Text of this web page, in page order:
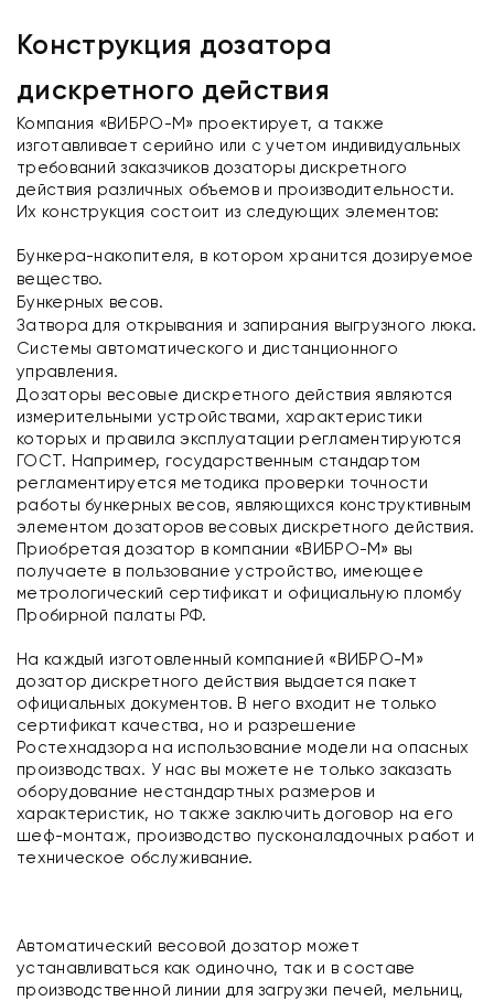
Конструкция дозатора
дискретного действия
Компания «ВИБРО-М» проектирует, а также
изготавливает серийно или с учетом индивидуальных
требований заказчиков дозаторы дискретного
действия различных объемов и производительности.
Их конструкция состоит из следующих элементов:
Бункера-накопителя, в котором хранится дозируемое
вещество.
Бункерных весов.
Затвора для открывания и запирания выгрузного люка.
Системы автоматического и дистанционного
управления.
Дозаторы весовые дискретного действия являются
измерительными устройствами, характеристики
которых и правила эксплуатации регламентируются
ГОСТ. Например, государственным стандартом
регламентируется методика проверки точности
работы бункерных весов, являющихся конструктивным
элементом дозаторов весовых дискретного действия.
Приобретая дозатор в компании «ВИБРО-М» вы
получаете в пользование устройство, имеющее
метрологический сертификат и официальную пломбу
Пробирной палаты РФ.
На каждый изготовленный компанией «ВИБРО-М»
дозатор дискретного действия выдается пакет
официальных документов. В него входит не только
сертификат качества, но и разрешение
Ростехнадзора на использование модели на опасных
производствах. У нас вы можете не только заказать
оборудование нестандартных размеров и
характеристик, но также заключить договор на его
шеф-монтаж, производство пусконаладочных работ и
техническое обслуживание.
Автоматический весовой дозатор может
устанавливаться как одиночно, так и в составе
производственной линии для загрузки печей, мельниц,